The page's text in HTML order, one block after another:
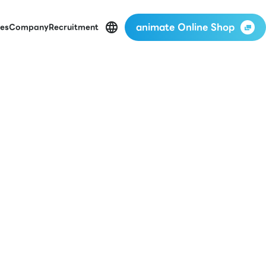
CompanyRecruitment animate Online Shop